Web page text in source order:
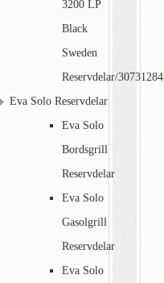
3200 LP
Black
Sweden
Reservdelar/30731284
Eva Solo Reservdelar
Eva Solo
Bordsgrill
Reservdelar
Eva Solo
Gasolgrill
Reservdelar
Eva Solo